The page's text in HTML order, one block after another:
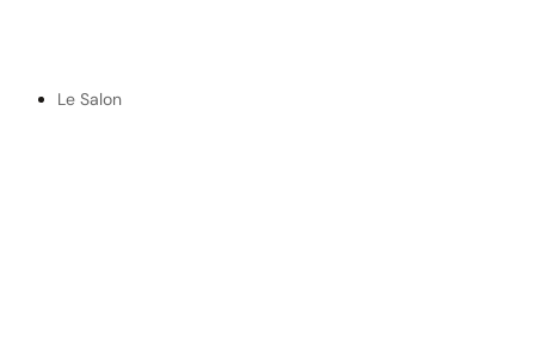
Le Salon